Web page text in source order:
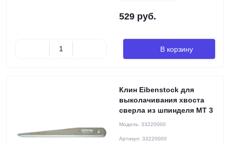
529 руб.
В корзину
Клин Eibenstock для
выколачивания хвоста
сверла из шпинделя MT 3
Модель: 33220000
Артикул: 33220000